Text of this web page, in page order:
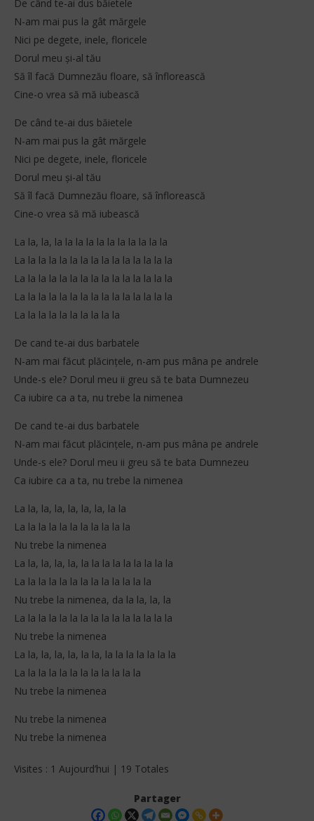
NOW VIEWING
Irina Rimes – Mărgele (Versuri/Lyrics)
10
décembre
2025
Stone
De când te-ai dus băietele
N-am mai pus la gât mărgele
Nici pe degete, inele, floricele
Dorul meu și-al tău
Să îl facă Dumnezău floare, să înflorească
Cine-o vrea să mă iubească
De când te-ai dus băietele
N-am mai pus la gât mărgele
Nici pe degete, inele, floricele
Dorul meu și-al tău
Să îl facă Dumnezău floare, să înflorească
Cine-o vrea să mă iubească
La la, la, la la la la la la la la la la la
La la la la la la la la la la la la la la la
La la la la la la la la la la la la la la la
La la la la la la la la la la la la la la la
La la la la la la la la la la
De cand te-ai dus barbatele
N-am mai făcut plăcințele, n-am pus mâna pe andrele
Unde-s ele? Dorul meu ii greu să te bata Dumnezeu
Ca iubire ca a ta, nu trebe la nimenea
De cand te-ai dus barbatele
N-am mai făcut plăcințele, n-am pus mâna pe andrele
Unde-s ele? Dorul meu ii greu să te bata Dumnezeu
Ca iubire ca a ta, nu trebe la nimenea
La la, la, la, la, la, la, la la
La la la la la la la la la la la
Nu trebe la nimenea
La la, la, la, la, la la la la la la la la la
La la la la la la la la la la la la la
Nu trebe la nimenea, da la la, la, la
La la la la la la la la la la la la la la la
Nu trebe la nimenea
La la, la, la, la, la la, la la la la la la la
La la la la la la la la la la la la
Nu trebe la nimenea
Nu trebe la nimenea
Nu trebe la nimenea
Visites : 1 Aujourd’hui | 19 Totales
Partager